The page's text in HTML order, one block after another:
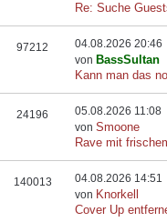
Re: Suche
97212
04.08.2026 20:46
von BassSultan
Kann man das
24196
05.08.2026 11:08
vonSmoone
Rave mit
140013
04.08.2026 14:51
von Knorkell
Cover Up